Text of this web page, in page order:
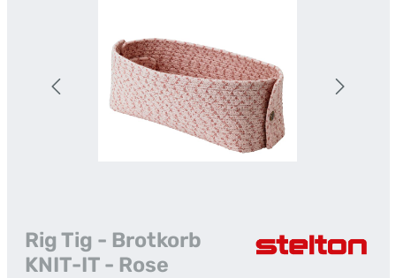
Rig Tig - Brotkorb
KNIT-IT - Rose